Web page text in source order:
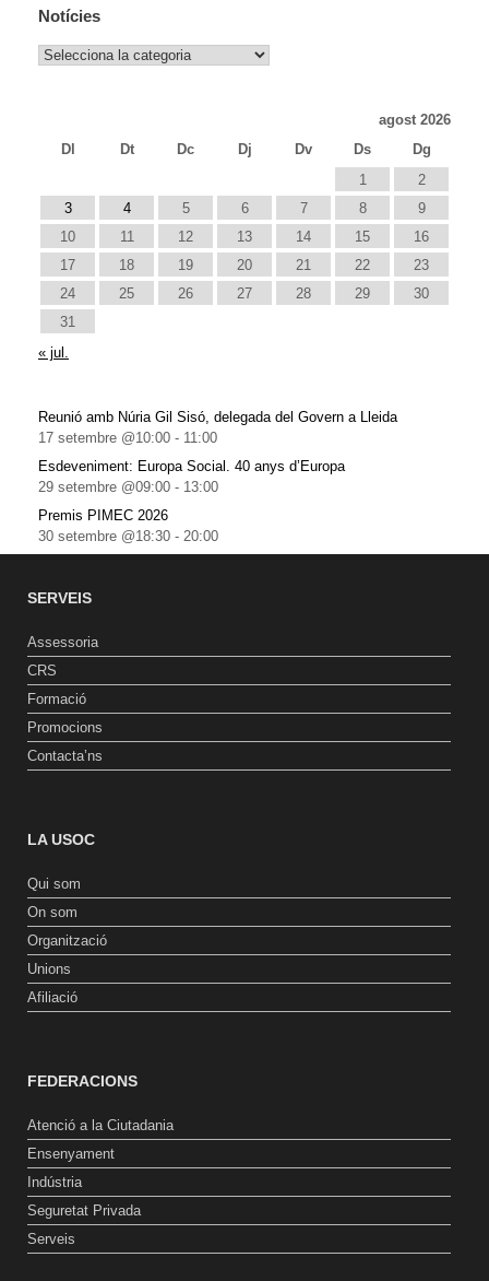
Notícies
Notícies
agost 2026
Dl
Dt Dc Dj Dv Ds
Dg
1
2
3
4 5 6 7 8
9
10
11 12 13 14 15
16
17
18 19 20 21 22
23
24
25 26 27 28 29
30
31
« jul.
Reunió amb Núria Gil Sisó, delegada del Govern a Lleida
17 setembre @10:00 - 11:00
Esdeveniment: Europa Social. 40 anys d’Europa
29 setembre @09:00 - 13:00
Premis PIMEC 2026
30 setembre @18:30 - 20:00
SERVEIS
Assessoria
CRS
Formació
Promocions
Contacta’ns
LA USOC
Qui som
On som
Organització
Unions
Afiliació
FEDERACIONS
Atenció a la Ciutadania
Ensenyament
Indústria
Seguretat Privada
Serveis